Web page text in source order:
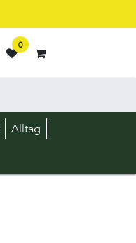
0
Alltag